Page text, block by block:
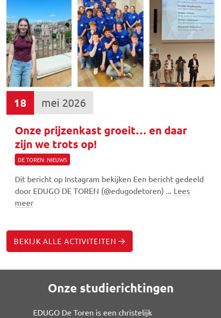
18 mei 2026
Onze prijzenkast groeit… en daar
zijn we trots op!
DE TOREN: NIEUWS
Dit bericht op Instagram bekijken Een bericht gedeeld
door EDUGO DE TOREN (@edugodetoren) ... Lees
meer
BEKIJK ALLE ACTIVITEITEN
Onze studierichtingen
EDUGO De Toren is een christelijk